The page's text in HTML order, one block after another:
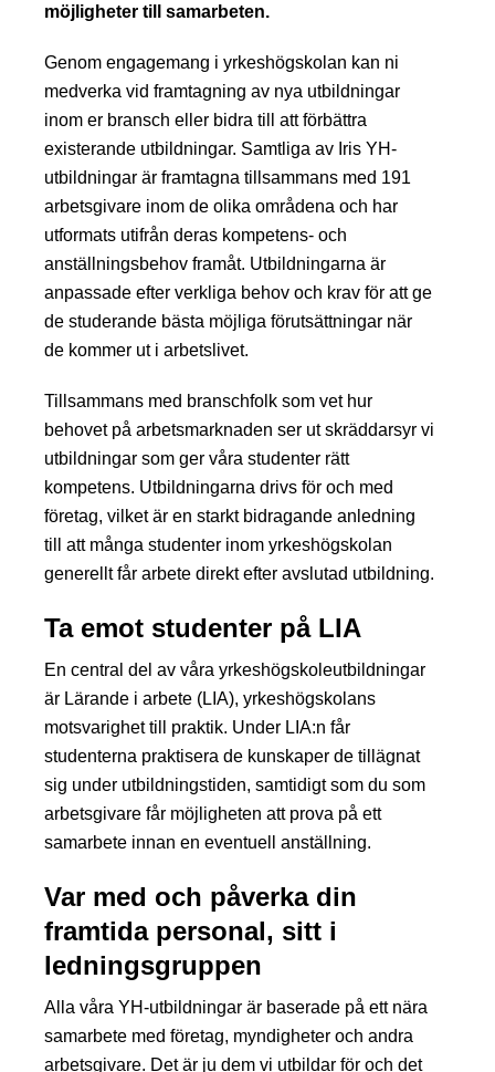
möjligheter till samarbeten.
Genom engagemang i yrkeshögskolan kan ni
medverka vid framtagning av nya utbildningar
inom er bransch eller bidra till att förbättra
existerande utbildningar. Samtliga av Iris YH-
utbildningar är framtagna tillsammans med 191
arbetsgivare inom de olika områdena och har
utformats utifrån deras kompetens- och
anställningsbehov framåt. Utbildningarna är
anpassade efter verkliga behov och krav för att ge
de studerande bästa möjliga förutsättningar när
de kommer ut i arbetslivet.
Tillsammans med branschfolk som vet hur
behovet på arbetsmarknaden ser ut skräddarsyr vi
utbildningar som ger våra studenter rätt
kompetens. Utbildningarna drivs för och med
företag, vilket är en starkt bidragande anledning
till att många studenter inom yrkeshögskolan
generellt får arbete direkt efter avslutad utbildning.
Ta emot studenter på LIA
En central del av våra yrkeshögskoleutbildningar
är Lärande i arbete (LIA), yrkeshögskolans
motsvarighet till praktik. Under LIA:n får
studenterna praktisera de kunskaper de tillägnat
sig under utbildningstiden, samtidigt som du som
arbetsgivare får möjligheten att prova på ett
samarbete innan en eventuell anställning.
Var med och påverka din
framtida personal, sitt i
ledningsgruppen
Alla våra YH-utbildningar är baserade på ett nära
samarbete med företag, myndigheter och andra
arbetsgivare. Det är ju dem vi utbildar för och det